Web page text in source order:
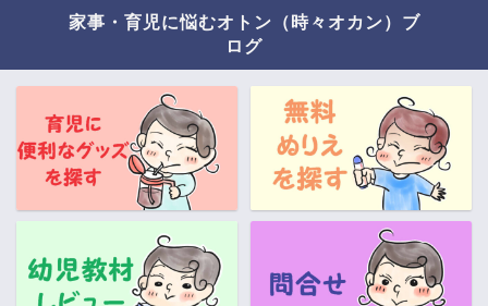
家事・育児に悩むオトン（時々オカン）ブ
ログ